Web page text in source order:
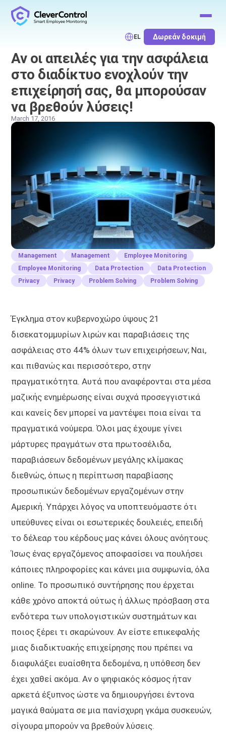
EL Δωρεάν δοκιμή
Αν οι απειλές για την ασφάλεια
στο διαδίκτυο ενοχλούν την
επιχείρησή σας, θα μπορούσαν
να βρεθούν λύσεις!
March 17, 2016
Management Management
Employee Monitoring
Employee Monitoring
Data Protection
Data Protection
Privacy
Privacy Problem Solving Problem Solving
Έγκλημα στον κυβερνοχώρο ύψους 21
δισεκατομμυρίων λιρών και παραβιάσεις της
ασφάλειας στο 44% όλων των επιχειρήσεων; Ναι,
και πιθανώς και περισσότερο, στην
πραγματικότητα. Αυτά που αναφέρονται στα μέσα
μαζικής ενημέρωσης είναι συχνά προσεγγιστικά
και κανείς δεν μπορεί να μαντέψει ποια είναι τα
πραγματικά νούμερα. Όλοι μας έχουμε γίνει
μάρτυρες πραγμάτων στα πρωτοσέλιδα,
παραβιάσεων δεδομένων μεγάλης κλίμακας
διεθνώς, όπως η περίπτωση παραβίασης
προσωπικών δεδομένων εργαζομένων στην
Αμερική. Υπάρχει λόγος να υποπτευόμαστε ότι
υπεύθυνες είναι οι εσωτερικές δουλειές, επειδή
το δέλεαρ του κέρδους μας κάνει όλους ανόητους.
Ίσως ένας εργαζόμενος αποφασίσει να πουλήσει
κάποιες πληροφορίες και κάνει μια συμφωνία, όλα
online. Το προσωπικό συντήρησης που έρχεται
κάθε χρόνο αποκτά ούτως ή άλλως πρόσβαση στα
ενδότερα των υπολογιστικών συστημάτων και
ποιος ξέρει τι σκαρώνουν. Αν είστε επικεφαλής
μιας διαδικτυακής επιχείρησης που πρέπει να
διαφυλάξει ευαίσθητα δεδομένα, η υπόθεση δεν
έχει χαθεί ακόμα. Αν ο ψηφιακός κόσμος ήταν
αρκετά έξυπνος ώστε να δημιουργήσει έντονα
μαγικά θαύματα σε μια πανίσχυρη γκάμα συσκευών,
σίγουρα μπορούν να βρεθούν λύσεις.